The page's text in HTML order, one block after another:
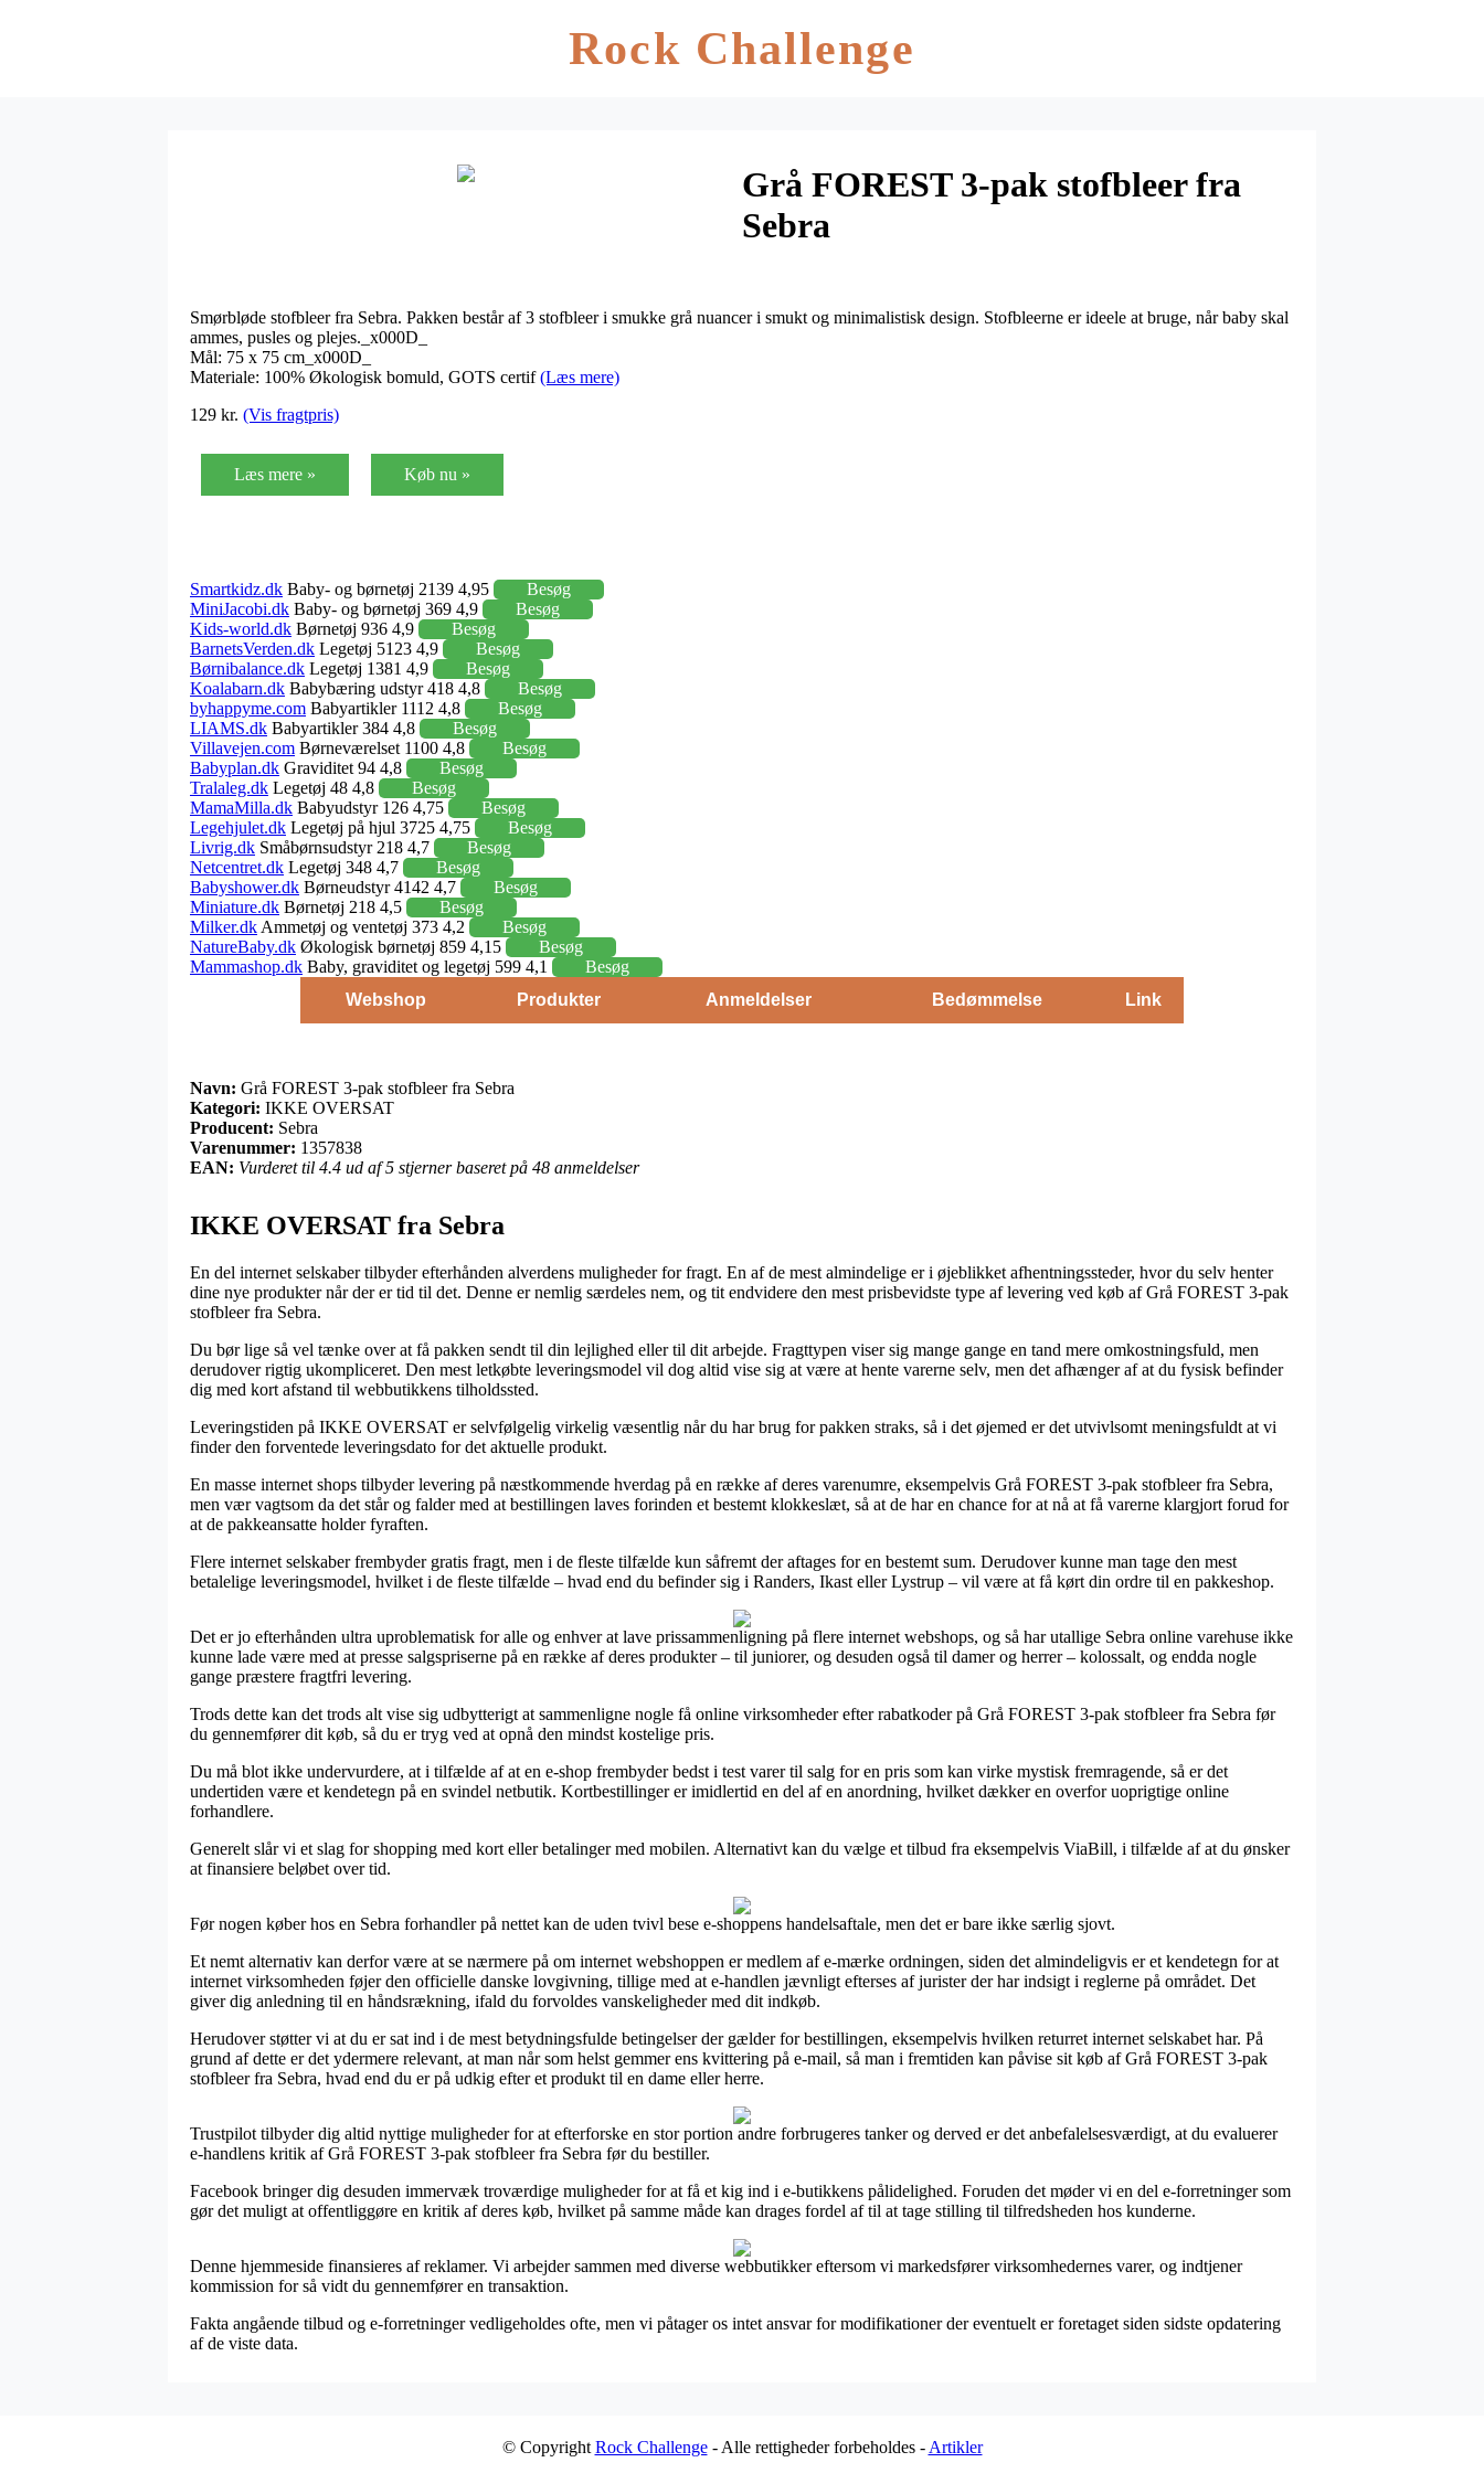
Rock Challenge
Grå FOREST 3-pak stofbleer fra
Sebra
Smørbløde stofbleer fra Sebra. Pakken består af 3 stofbleer i smukke grå nuancer i smukt og minimalistisk design. Stofbleerne er ideele at bruge, når baby skal
ammes, pusles og plejes._x000D_
Mål: 75 x 75 cm_x000D_
Materiale: 100% Økologisk bomuld, GOTS certif(Læs mere)
129 kr. (Vis fragtpris)
Læs mere » Køb nu »
Smartkidz.dk Baby- og børnetøj 2139 4,95
Besøg
MiniJacobi.dk Baby- og børnetøj 369 4,9
Besøg
Kids-world.dk Børnetøj 936 4,9
Besøg
BarnetsVerden.dk Legetøj 5123 4,9
Besøg
Børnibalance.dk Legetøj 1381 4,9
Besøg
Koalabarn.dk Babybæring udstyr 418 4,8
Besøg
byhappyme.com Babyartikler 1112 4,8
Besøg
LIAMS.dk Babyartikler 384 4,8
Besøg
Villavejen.com Børneværelset 1100 4,8
Besøg
Babyplan.dk Graviditet 94 4,8
Besøg
Tralaleg.dk Legetøj 48 4,8
Besøg
MamaMilla.dk Babyudstyr 126 4,75
Besøg
Legehjulet.dk Legetøj på hjul 3725 4,75
Besøg
Livrig.dk Småbørnsudstyr 218 4,7
Besøg
Netcentret.dk Legetøj 348 4,7
Besøg
Babyshower.dk Børneudstyr 4142 4,7
Besøg
Miniature.dk Børnetøj 218 4,5
Besøg
Milker.dk Ammetøj og ventetøj 373 4,2
Besøg
NatureBaby.dk Økologisk børnetøj 859 4,15
Besøg
Mammashop.dk Baby, graviditet og legetøj 599 4,1
Besøg
Webshop
Produkter Anmeldelser Bedømmelse Link
Navn: Grå FOREST 3-pak stofbleer fra Sebra
Kategori: IKKE OVERSAT
Producent: Sebra
Varenummer: 1357838
EAN: Vurderet til 4.4 ud af 5 stjerner baseret på 48 anmeldelser
IKKE OVERSAT fra Sebra
En del internet selskaber tilbyder efterhånden alverdens muligheder for fragt. En af de mest almindelige er i øjeblikket afhentningssteder, hvor du selv henter
dine nye produkter når der er tid til det. Denne er nemlig særdeles nem, og tit endvidere den mest prisbevidste type af levering ved køb af Grå FOREST 3-pak
stofbleer fra Sebra.
Du bør lige så vel tænke over at få pakken sendt til din lejlighed eller til dit arbejde. Fragttypen viser sig mange gange en tand mere omkostningsfuld, men
derudover rigtig ukompliceret. Den mest letkøbte leveringsmodel vil dog altid vise sig at være at hente varerne selv, men det afhænger af at du fysisk befinder
dig med kort afstand til webbutikkens tilholdssted.
Leveringstiden på IKKE OVERSAT er selvfølgelig virkelig væsentlig når du har brug for pakken straks, så i det øjemed er det utvivlsomt meningsfuldt at vi
finder den forventede leveringsdato for det aktuelle produkt.
En masse internet shops tilbyder levering på næstkommende hverdag på en række af deres varenumre, eksempelvis Grå FOREST 3-pak stofbleer fra Sebra,
men vær vagtsom da det står og falder med at bestillingen laves forinden et bestemt klokkeslæt, så at de har en chance for at nå at få varerne klargjort forud for
at de pakkeansatte holder fyraften.
Flere internet selskaber frembyder gratis fragt, men i de fleste tilfælde kun såfremt der aftages for en bestemt sum. Derudover kunne man tage den mest
betalelige leveringsmodel, hvilket i de fleste tilfælde – hvad end du befinder sig i Randers, Ikast eller Lystrup – vil være at få kørt din ordre til en pakkeshop.
Det er jo efterhånden ultra uproblematisk for alle og enhver at lave prissammenligning på flere internet webshops, og så har utallige Sebra online varehuse ikke
kunne lade være med at presse salgspriserne på en række af deres produkter – til juniorer, og desuden også til damer og herrer – kolossalt, og endda nogle
gange præstere fragtfri levering.
Trods dette kan det trods alt vise sig udbytterigt at sammenligne nogle få online virksomheder efter rabatkoder på Grå FOREST 3-pak stofbleer fra Sebra før
du gennemfører dit køb, så du er tryg ved at opnå den mindst kostelige pris.
Du må blot ikke undervurdere, at i tilfælde af at en e-shop frembyder bedst i test varer til salg for en pris som kan virke mystisk fremragende, så er det
undertiden være et kendetegn på en svindel netbutik. Kortbestillinger er imidlertid en del af en anordning, hvilket dækker en overfor uoprigtige online
forhandlere.
Generelt slår vi et slag for shopping med kort eller betalinger med mobilen. Alternativt kan du vælge et tilbud fra eksempelvis ViaBill, i tilfælde af at du ønsker
at finansiere beløbet over tid.
Før nogen køber hos en Sebra forhandler på nettet kan de uden tvivl bese e-shoppens handelsaftale, men det er bare ikke særlig sjovt.
Et nemt alternativ kan derfor være at se nærmere på om internet webshoppen er medlem af e-mærke ordningen, siden det almindeligvis er et kendetegn for at
internet virksomheden føjer den officielle danske lovgivning, tillige med at e-handlen jævnligt efterses af jurister der har indsigt i reglerne på området. Det
giver dig anledning til en håndsrækning, ifald du forvoldes vanskeligheder med dit indkøb.
Herudover støtter vi at du er sat ind i de mest betydningsfulde betingelser der gælder for bestillingen, eksempelvis hvilken returret internet selskabet har. På
grund af dette er det ydermere relevant, at man når som helst gemmer ens kvittering på e-mail, så man i fremtiden kan påvise sit køb af Grå FOREST 3-pak
stofbleer fra Sebra, hvad end du er på udkig efter et produkt til en dame eller herre.
Trustpilot tilbyder dig altid nyttige muligheder for at efterforske en stor portion andre forbrugeres tanker og derved er det anbefalelsesværdigt, at du evaluerer
e-handlens kritik af Grå FOREST 3-pak stofbleer fra Sebra før du bestiller.
Facebook bringer dig desuden immervæk troværdige muligheder for at få et kig ind i e-butikkens pålidelighed. Foruden det møder vi en del e-forretninger som
gør det muligt at offentliggøre en kritik af deres køb, hvilket på samme måde kan drages fordel af til at tage stilling til tilfredsheden hos kunderne.
Denne hjemmeside finansieres af reklamer. Vi arbejder sammen med diverse webbutikker eftersom vi markedsfører virksomhedernes varer, og indtjener
kommission for så vidt du gennemfører en transaktion.
Fakta angående tilbud og e-forretninger vedligeholdes ofte, men vi påtager os intet ansvar for modifikationer der eventuelt er foretaget siden sidste opdatering
af de viste data.
© Copyright Rock Challenge- Alle rettigheder forbeholdes - Artikler